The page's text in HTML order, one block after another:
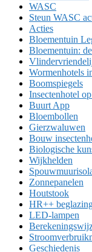
WASC
Steun WASC
Acties
Bloementuin
Bloementuin:
Wormenhotels
Boomspiegels
Insectenhotel
Buurt App
Bloembollen
Gierzwaluwen
Bouw
Biologische
Wijkhelden
Zonnepanelen
Houtstook
HR++
LED-lampen
Geschiedenis